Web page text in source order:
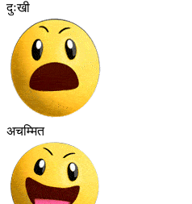
दुःखी
अचम्मित